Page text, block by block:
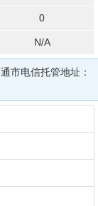
0
N/A
市电信托管地址：